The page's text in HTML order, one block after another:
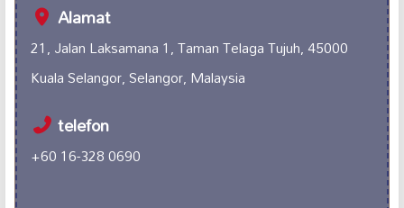
Alamat
21, Jalan Laksamana 1, Taman Telaga Tujuh, 45000
Kuala Selangor, Selangor, Malaysia
telefon
+60 16-328 0690